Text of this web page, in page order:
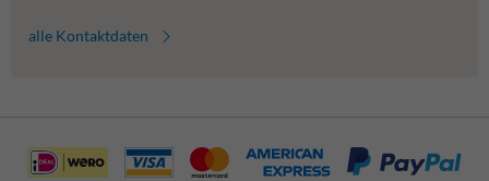
alle Kontaktdaten